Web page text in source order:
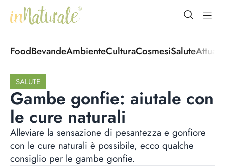
open
FoodBevandeAmbienteCulturaCosmesiSalute
SALUTE
Gambe gonfie: aiutale con
le cure naturali
Alleviare la sensazione di pesantezza e gonfiore
con le cure naturali è possibile, ecco qualche
consiglio per le gambe gonfie.